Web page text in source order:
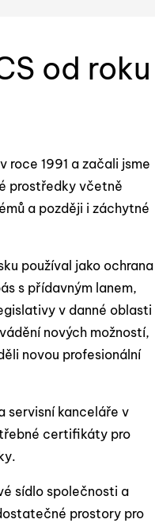
od roku
roce 1991 a začali jsme
prostředky včetně
a později i záchytné
používal jako ochrana
s přídavným lanem,
v danné oblasti
nových možností,
novou profesionální
servisní kanceláře v
certifikáty pro
sídlo společnosti a
prostory pro